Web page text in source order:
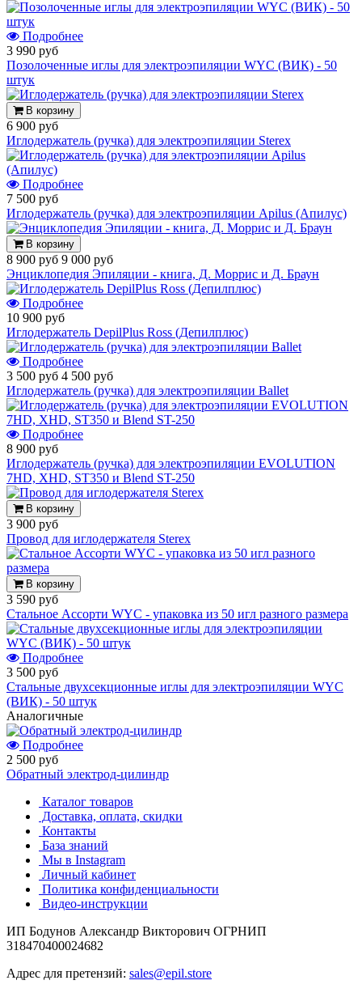
Подробнее
3 990 руб
Позолоченные иглы для электроэпиляции WYC (ВИК) - 50
штук
В корзину
6 900 руб
Иглодержатель (ручка) для электроэпиляции Sterex
Подробнее
7 500 руб
Иглодержатель (ручка) для электроэпиляции Apilus (Апилус)
В корзину
8 900 руб 9 000 руб
Энциклопедия Эпиляции - книга, Д. Моррис и Д. Браун
Подробнее
10 900 руб
Иглодержатель DepilPlus Ross (Депилплюс)
Подробнее
3 500 руб 4 500 руб
Иглодержатель (ручка) для электроэпиляции Ballet
Подробнее
8 900 руб
Иглодержатель (ручка) для электроэпиляции EVOLUTION
7HD, XHD, ST350 и Blend ST-250
В корзину
3 900 руб
Провод для иглодержателя Sterex
В корзину
3 590 руб
Стальное Ассорти WYC - упаковка из 50 игл разного размера
Подробнее
3 500 руб
Стальные двухсекционные иглы для электроэпиляции WYC
(ВИК) - 50 штук
Аналогичные
Подробнее
2 500 руб
Обратный электрод-цилиндр
Каталог товаров
Доставка, оплата, скидки
Контакты
База знаний
Мы в Instagram
Личный кабинет
Политика конфиденциальности
Видео-инструкции
ИП Бодунов Александр Викторович ОГРНИП
318470400024682
Адрес для претензий: sales@epil.store